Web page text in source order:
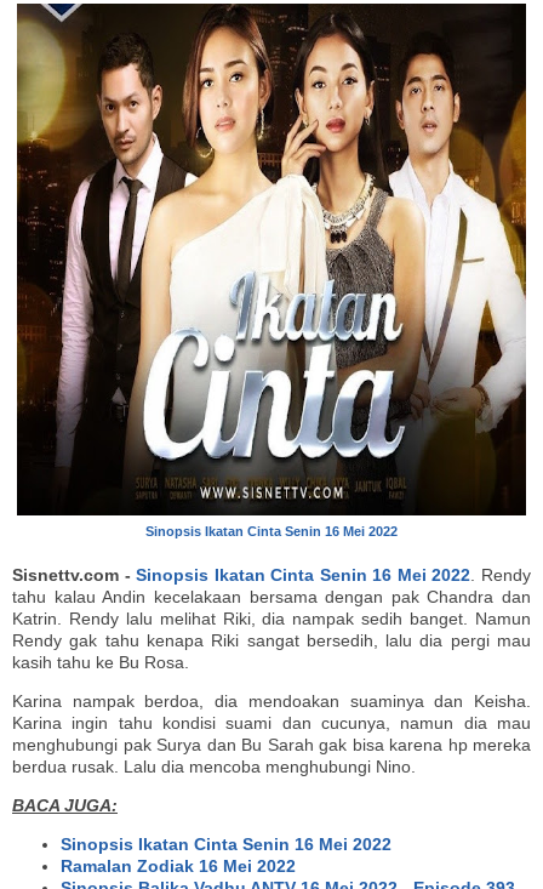
Sinopsis Ikatan Cinta Senin 16 Mei 2022
Sisnettv.com -Sinopsis Ikatan Cinta Senin 16 Mei 2022 . Rendy
tahu kalau Andin kecelakaan bersama dengan pak Chandra dan
Katrin. Rendy lalu melihat Riki, dia nampak sedih banget. Namun
Rendy gak tahu kenapa Riki sangat bersedih, lalu dia pergi mau
kasih tahu ke Bu Rosa.
Karina nampak berdoa, dia mendoakan suaminya dan Keisha.
Karina ingin tahu kondisi suami dan cucunya, namun dia mau
menghubungi pak Surya dan Bu Sarah gak bisa karena hp mereka
berdua rusak. Lalu dia mencoba menghubungi Nino.
BACA JUGA:
Sinopsis Ikatan Cinta Senin 16 Mei 2022
Ramalan Zodiak 16 Mei 2022